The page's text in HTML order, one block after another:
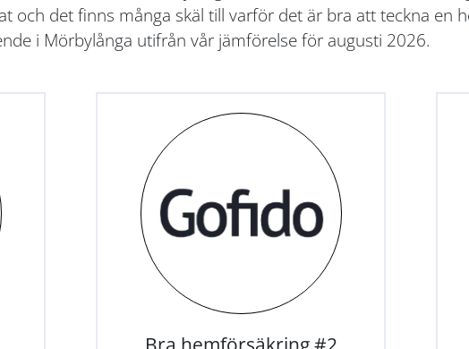
och det finns många skäl till varför det är bra att teckna en
i Mörbylånga utifrån vår jämförelse för augusti 2026.